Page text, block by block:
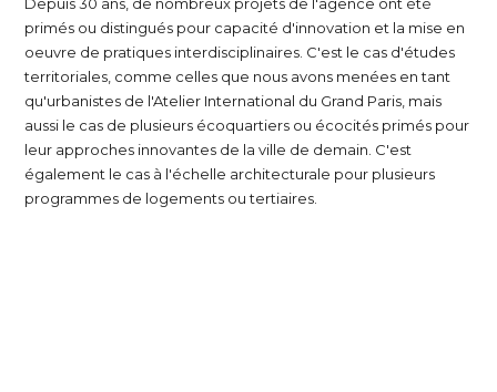
primés ou distingués pour capacité d'innovation et la mise en
oeuvre de pratiques interdisciplinaires. C'est le cas d'études
territoriales, comme celles que nous avons menées en tant
qu'urbanistes de l'Atelier International du Grand Paris, mais
aussi le cas de plusieurs écoquartiers ou écocités primés pour
leur approches innovantes de la ville de demain. C'est
également le cas à l'échelle architecturale pour plusieurs
programmes de logements ou tertiaires.